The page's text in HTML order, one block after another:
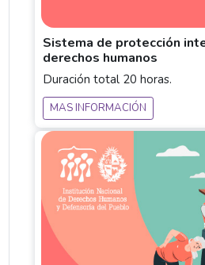
Sistema de protección
derechos humanos
Duración total 20 horas.
MAS INFORMACIÓN